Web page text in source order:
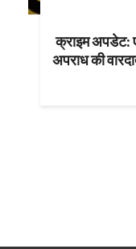
क्राइम अपडेट:
अपराध की